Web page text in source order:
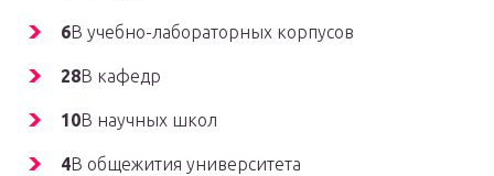
6В учебно-лабораторных корпусов
28В кафедр
10В научных школ
4В общежития университета